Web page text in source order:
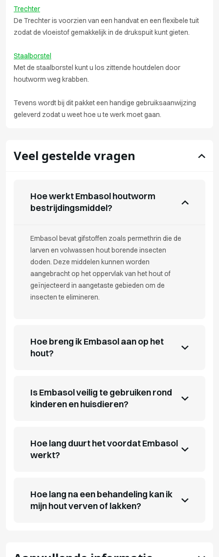
Trechter
De Trechter is voorzien van een handvat en een flexibele tuit
zodat de vloeistof gemakkelijk in de drukspuit kunt gieten.
Staalborstel
Met de staalborstel kunt u los zittende houtdelen door
houtworm weg krabben.
Tevens wordt bij dit pakket een handige gebruiksaanwijzing
geleverd zodat u weet hoe u te werk moet gaan.
Veel gestelde vragen
Hoe werkt Embasol houtworm
bestrijdingsmiddel?
Embasol bevat gifstoffen zoals permethrin die de
larven en volwassen hout borende insecten
doden. Deze middelen kunnen worden
aangebracht op het oppervlak van het hout of
geïnjecteerd in aangetaste gebieden om de
insecten te elimineren.
Hoe breng ik Embasol aan op het
hout?
Is Embasol veilig te gebruiken rond
kinderen en huisdieren?
Hoe lang duurt het voordat Embasol
werkt?
Hoe lang na een behandeling kan ik
mijn hout verven of lakken?